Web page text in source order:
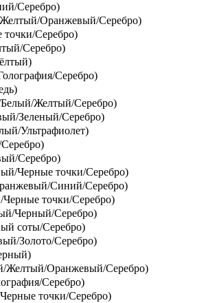
Серебро)
Оранжевый/Серебро)
Серебро)
Серебро)
Серебро)
Желтый/Серебро)
Зеленый/Серебро)
Ультрафиолет)
Серебро)
Черные точки/Серебро)
Синий/Серебро)
точки/Серебро)
Черный/Серебро)
соты/Серебро)
Золото/Серебро)
Желтый/Оранжевый/Серебро)
Серебро)
точки/Серебро)